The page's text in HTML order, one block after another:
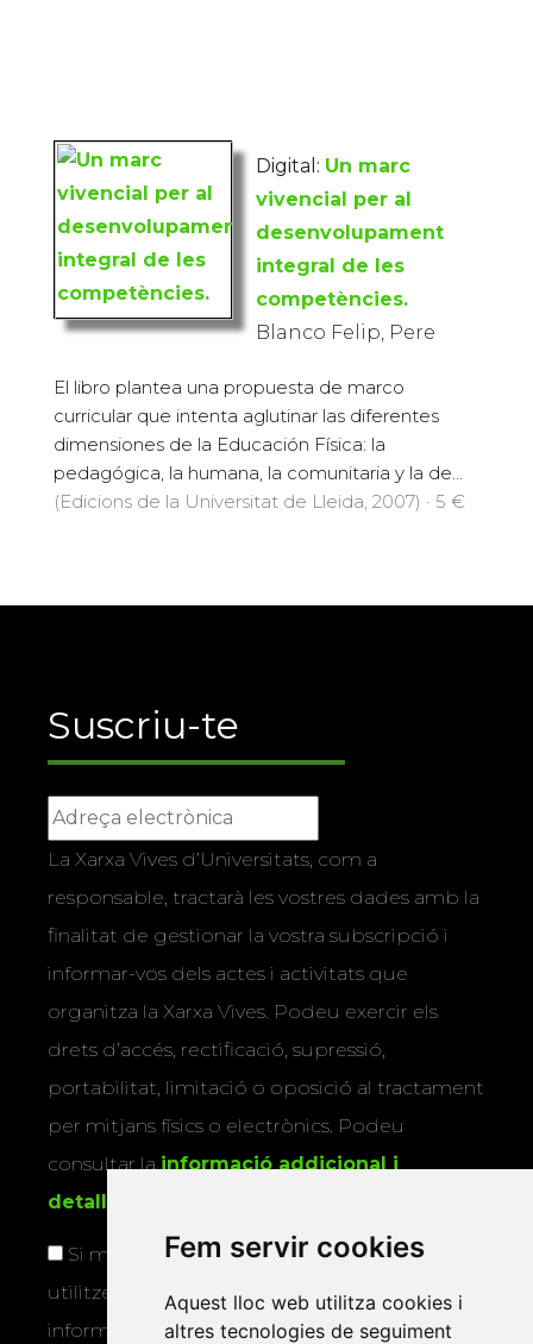
Fem servir cookies
Aquest lloc web utilitza cookies i
altres tecnologies de seguiment
Digital: Un marc
vivencial per al
desenvolupament
integral de les
competències.
Blanco Felip, Pere
El libro plantea una propuesta de marco
curricular que intenta aglutinar las diferentes
dimensiones de la Educación Física: la
pedagógica, la humana, la comunitaria y la de...
(Edicions de la Universitat de Lleida, 2007) · 5 €
Suscriu-te
La Xarxa Vives d’Universitats, com a
responsable, tractarà les vostres dades amb la
finalitat de gestionar la vostra subscripció i
informar-vos dels actes i activitats que
organitza la Xarxa Vives. Podeu exercir els
drets d’accés, rectificació, supressió,
portabilitat, limitació o oposició al tractament
per mitjans físics o electrònics. Podeu
consultar lainformació addicional i
detallada sobre protecció de dades
Si marqueu aquesta casella, consentiu que
utilitzem les vostres dades per a enviar-vos
informació sobre els actes i activitats que